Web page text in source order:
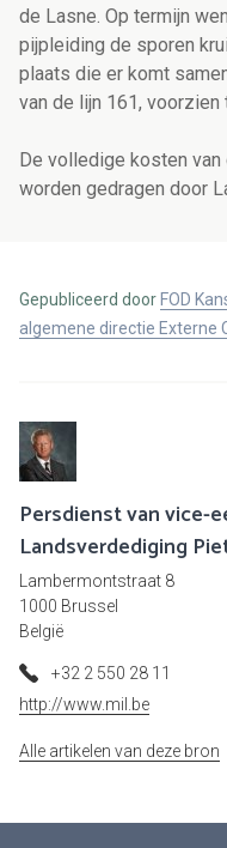
de Lasne. Op termijn
pijpleiding de sporen
plaats die er komt
van de lijn 161, voorzien
De volledige kosten
worden gedragen door
Gepubliceerd door FOD
algemene directie Externe
Persdienst van vice-
Landsverdediging
Lambermontstraat 8
1000 Brussel
België
+32 2 550 28 11
http://www.mil.be
Alle artikelen van deze bron